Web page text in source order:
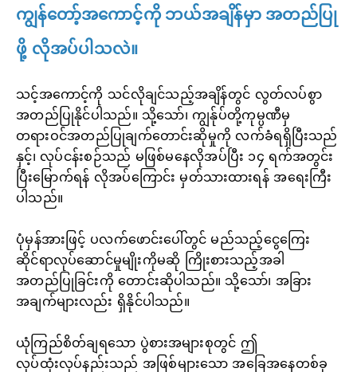
ကျွန်တော့်အကောင့်ကို ဘယ်အချိန်မှာ အတည်ပြု
ဖို့ လိုအပ်ပါသလဲ။
သင့်အကောင့်ကို သင်လိုချင်သည့်အချိန်တွင် လွတ်လပ်စွာ
အတည်ပြုနိုင်ပါသည်။ သို့သော်၊ ကျွန်ုပ်တို့ကုမ္ပဏီမှ
တရားဝင်အတည်ပြုချက်တောင်းဆိုမှုကို လက်ခံရရှိပြီးသည်
နှင့်၊ လုပ်ငန်းစဉ်သည် မဖြစ်မနေလိုအပ်ပြီး ၁၄ ရက်အတွင်း
ပြီးမြောက်ရန် လိုအပ်ကြောင်း မှတ်သားထားရန် အရေးကြီး
ပါသည်။
ပုံမှန်အားဖြင့် ပလက်ဖောင်းပေါ်တွင် မည်သည့်ငွေကြေး
ဆိုင်ရာလုပ်ဆောင်မှုမျိုးကိုမဆို ကြိုးစားသည့်အခါ
အတည်ပြုခြင်းကို တောင်းဆိုပါသည်။ သို့သော်၊ အခြား
အချက်များလည်း ရှိနိုင်ပါသည်။
ယုံကြည်စိတ်ချရသော ပွဲစားအများစုတွင် ဤ
လုပ်ထုံးလုပ်နည်းသည် အဖြစ်များသော အခြေအနေတစ်ခု